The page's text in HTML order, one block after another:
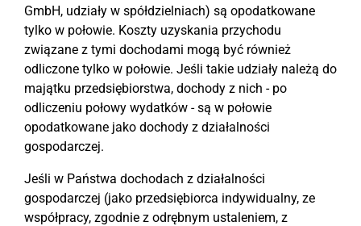
GmbH, udziały w spółdzielniach) są opodatkowane
tylko w połowie. Koszty uzyskania przychodu
związane z tymi dochodami mogą być również
odliczone tylko w połowie. Jeśli takie udziały należą do
majątku przedsiębiorstwa, dochody z nich - po
odliczeniu połowy wydatków - są w połowie
opodatkowane jako dochody z działalności
gospodarczej.
Jeśli w Państwa dochodach z działalności
gospodarczej (jako przedsiębiorca indywidualny, ze
współpracy, zgodnie z odrębnym ustaleniem, z